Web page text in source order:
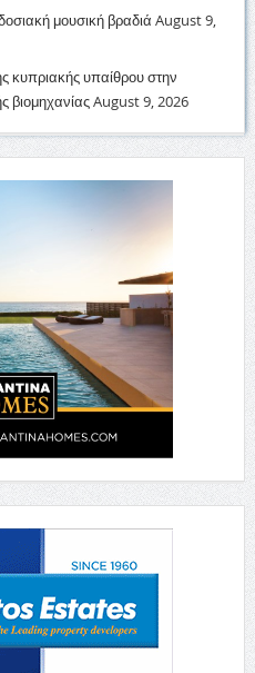
μουσική βραδιά August 9,
κυπριακής υπαίθρου στην
βιομηχανίαςAugust 9, 2026